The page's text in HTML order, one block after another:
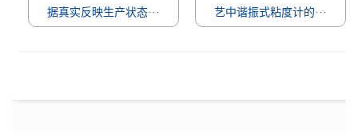
据真实反映生产状态···
艺中谐振式粘度计的···